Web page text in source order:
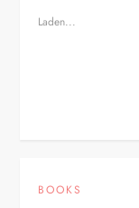
Laden...
BOOKS